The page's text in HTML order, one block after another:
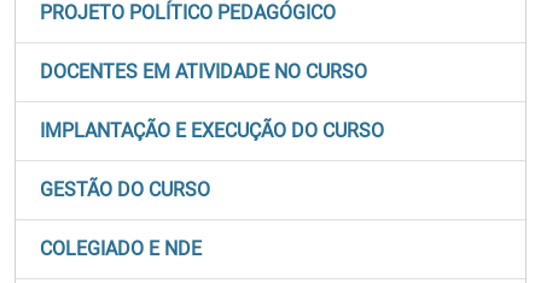
PROJETO POLÍTICO PEDAGÓGICO
DOCENTES EM ATIVIDADE NO CURSO
IMPLANTAÇÃO E EXECUÇÃO DO CURSO
GESTÃO DO CURSO
COLEGIADO E NDE